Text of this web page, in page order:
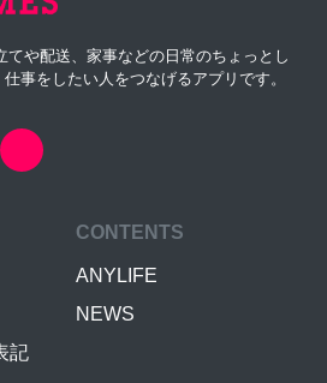
や配送、家事などの日常のちょっとし
事をしたい人をつなげるアプリです。
記
CONTENTS
ANYLIFE
NEWS